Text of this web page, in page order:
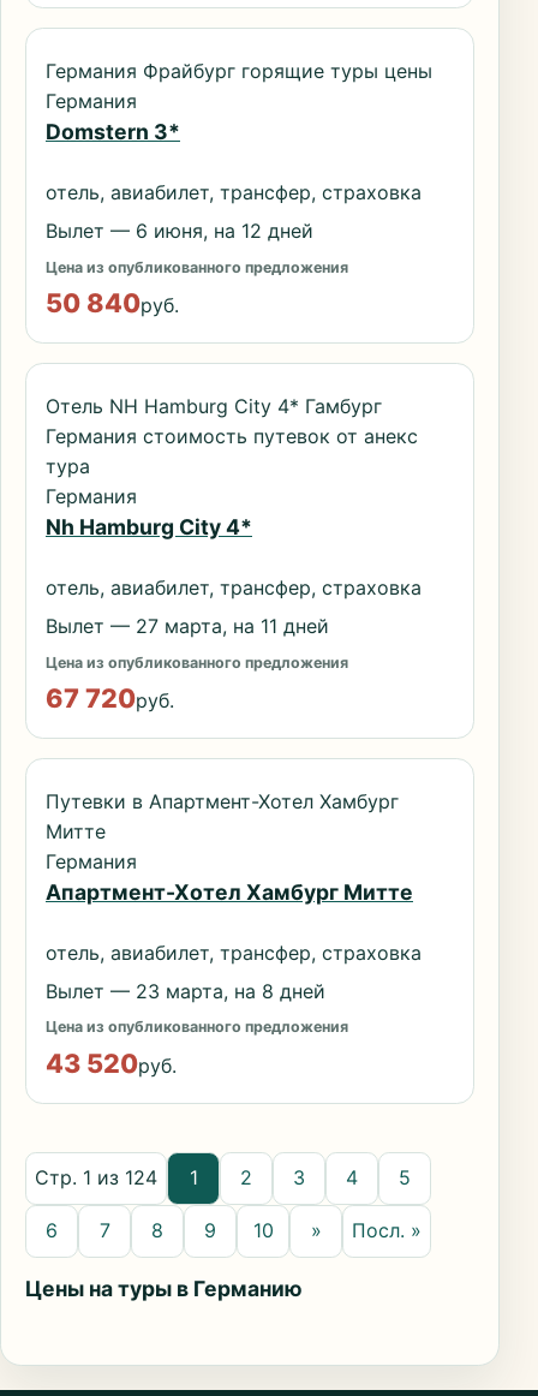
Германия Фрайбург горящие туры цены
Германия
Domstern 3*
отель, авиабилет, трансфер, страховка
Вылет — 6 июня, на 12 дней
Цена из опубликованного предложения
50 840руб.
Отель NH Hamburg City 4* Гамбург
Германия стоимость путевок от анекс
тура
Германия
Nh Hamburg City 4*
отель, авиабилет, трансфер, страховка
Вылет — 27 марта, на 11 дней
Цена из опубликованного предложения
67 720руб.
Путевки в Апартмент-Хотел Хамбург
Митте
Германия
Апартмент-Хотел Хамбург Митте
отель, авиабилет, трансфер, страховка
Вылет — 23 марта, на 8 дней
Цена из опубликованного предложения
43 520руб.
Стр. 1 из 124 1 2 3 4 5
6 7 8 9 10 » Посл. »
Цены на туры в Германию